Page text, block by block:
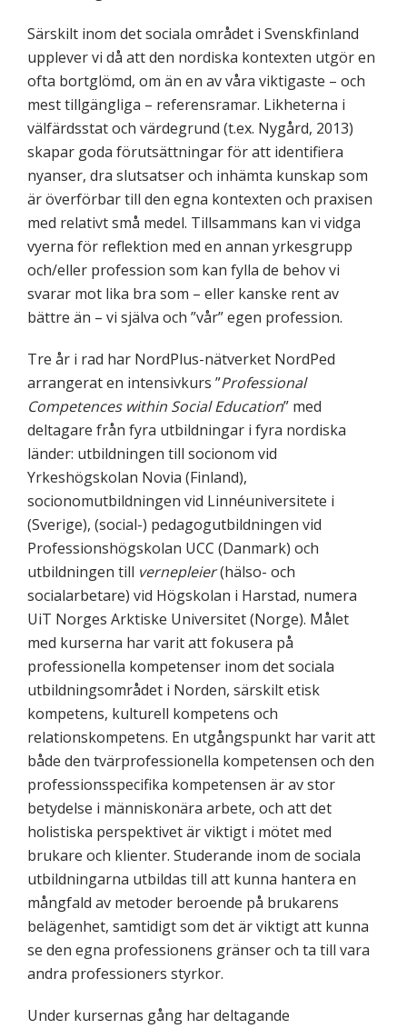
Särskilt inom det sociala området i Svenskfinland
upplever vi då att den nordiska kontexten utgör en
ofta bortglömd, om än en av våra viktigaste – och
mest tillgängliga – referensramar. Likheterna i
välfärdsstat och värdegrund (t.ex. Nygård, 2013)
skapar goda förutsättningar för att identifiera
nyanser, dra slutsatser och inhämta kunskap som
är överförbar till den egna kontexten och praxisen
med relativt små medel. Tillsammans kan vi vidga
vyerna för reflektion med en annan yrkesgrupp
och/eller profession som kan fylla de behov vi
svarar mot lika bra som – eller kanske rent av
bättre än – vi själva och ”vår” egen profession.
Tre år i rad har NordPlus-nätverket NordPed
arrangerat en intensivkurs ”Professional
Competences within Social Education” med
deltagare från fyra utbildningar i fyra nordiska
länder: utbildningen till socionom vid
Yrkeshögskolan Novia (Finland),
socionomutbildningen vid Linnéuniversitete i
(Sverige), (social-) pedagogutbildningen vid
Professionshögskolan UCC (Danmark) och
utbildningen till vernepleier(hälso- och
socialarbetare) vid Högskolan i Harstad, numera
UiT Norges Arktiske Universitet (Norge). Målet
med kurserna har varit att fokusera på
professionella kompetenser inom det sociala
utbildningsområdet i Norden, särskilt etisk
kompetens, kulturell kompetens och
relationskompetens. En utgångspunkt har varit att
både den tvärprofessionella kompetensen och den
professionsspecifika kompetensen är av stor
betydelse i människonära arbete, och att det
holistiska perspektivet är viktigt i mötet med
brukare och klienter. Studerande inom de sociala
utbildningarna utbildas till att kunna hantera en
mångfald av metoder beroende på brukarens
belägenhet, samtidigt som det är viktigt att kunna
se den egna professionens gränser och ta till vara
andra professioners styrkor.
Under kursernas gång har deltagande